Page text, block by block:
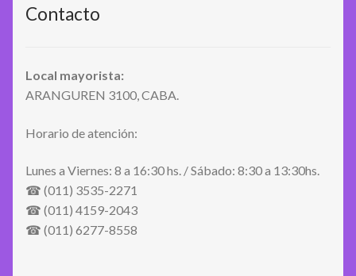
Contacto
Local mayorista:
ARANGUREN 3100, CABA.
Horario de atención:
Lunes a Viernes: 8 a 16:30 hs. / Sábado: 8:30 a 13:30hs.
☎ (011) 3535-2271
☎ (011) 4159-2043
☎ (011) 6277-8558